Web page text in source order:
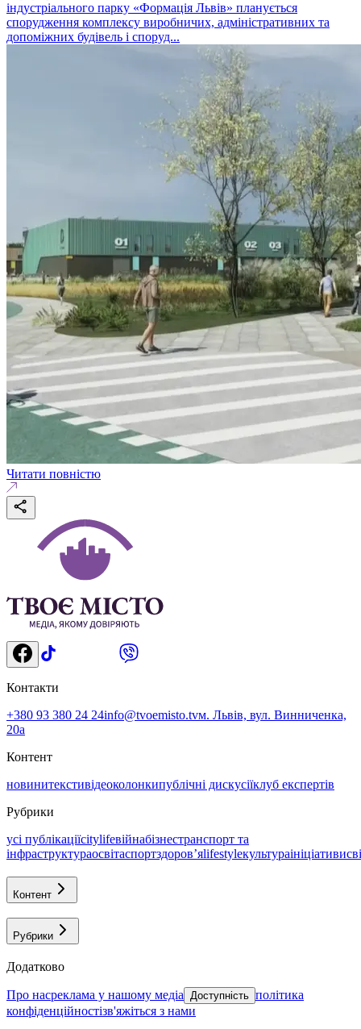
індустріального парку «Формація Львів» планується
спорудження комплексу виробничих, адміністративних та
допоміжних будівель і споруд...
Читати повністю
Контакти
+380 93 380 24 24info@tvoemisto.tvм. Львів, вул. Винниченка,
20а
Контент
новинитекстивідеоколонкипублічні дискусіїклуб експертів
Рубрики
усі публікаціїcitylifeвійнабізнестранспорт та
інфраструктураосвітаспортздоровʼяlifestyleкультураініціативи
Контент
Рубрики
Додатково
про насреклама у нашому медіа Доступність політика
конфіденційностізв'яжіться з нами